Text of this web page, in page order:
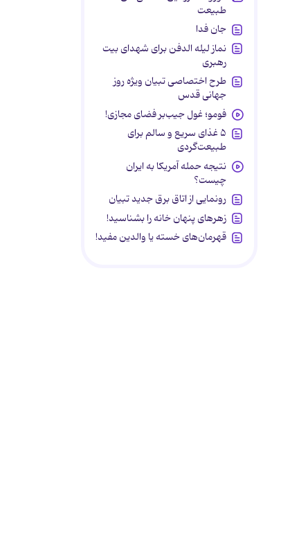
طبیعت
جان فدا
نماز لیله الدفن برای شهدای بیت
رهبری
طرح اختصاصی تبیان ویژه روز
جهانی قدس
فومو؛ غول جیب‌بر فضای مجازی!
۵ غذای سریع و سالم برای
طبیعت‌گردی
نتیجه حمله آمریکا به ایران
چیست؟
رونمایی از اتاق برق جدید تبیان
زهرهای پنهان خانه را بشناسید!
قهرمان‌های خسته یا والدین مفید!